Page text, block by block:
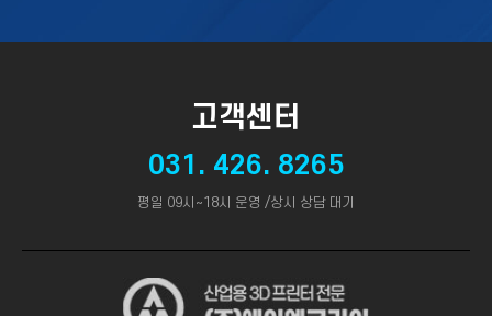
고객센터
031. 426. 8265
평일 09시~18시 운영 /상시 상담 대기